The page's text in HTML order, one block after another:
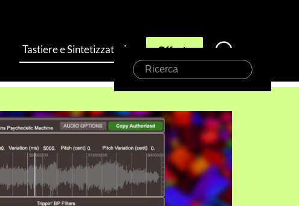
Tastiere e Sintetizzatori Offerte
Ricerca